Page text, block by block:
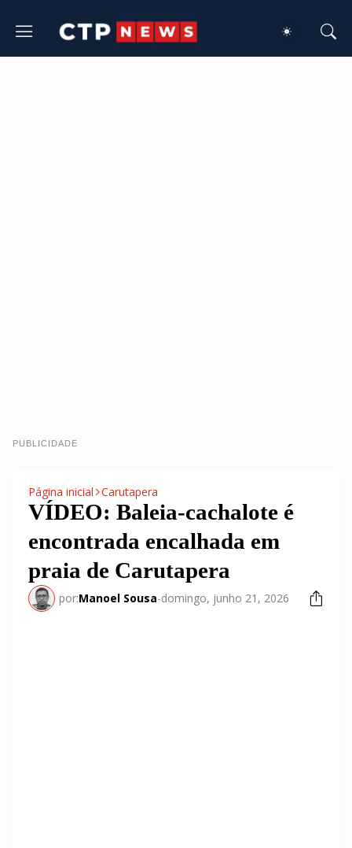
PUBLICIDADE
Página inicial Carutapera
VÍDEO: Baleia-cachalote é
encontrada encalhada em
praia de Carutapera
por:Manoel Sousa-domingo, junho 21, 2026